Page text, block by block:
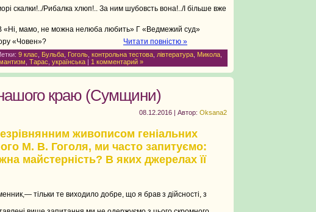
скалки!../Рибалка хлюп!.. За ним шубовсть вона!../І більше вже
мамо, не можна нелюба любить» Г «Ведмежий суд»
твору «Човен»? Читати повністю »
9 клас Бульба Гоголь контрольна тестова лівтература Микола
Тарас українська | 1 комментарий »
нашого краю (Сумщини)
08.12.2016 | Автор: Oksana2
живописом геніальних
М. В. Гоголя, ми часто запитуємо:
майстерність? В яких джерелах її
тільки те виходило добре, що я брав з дійсності, з